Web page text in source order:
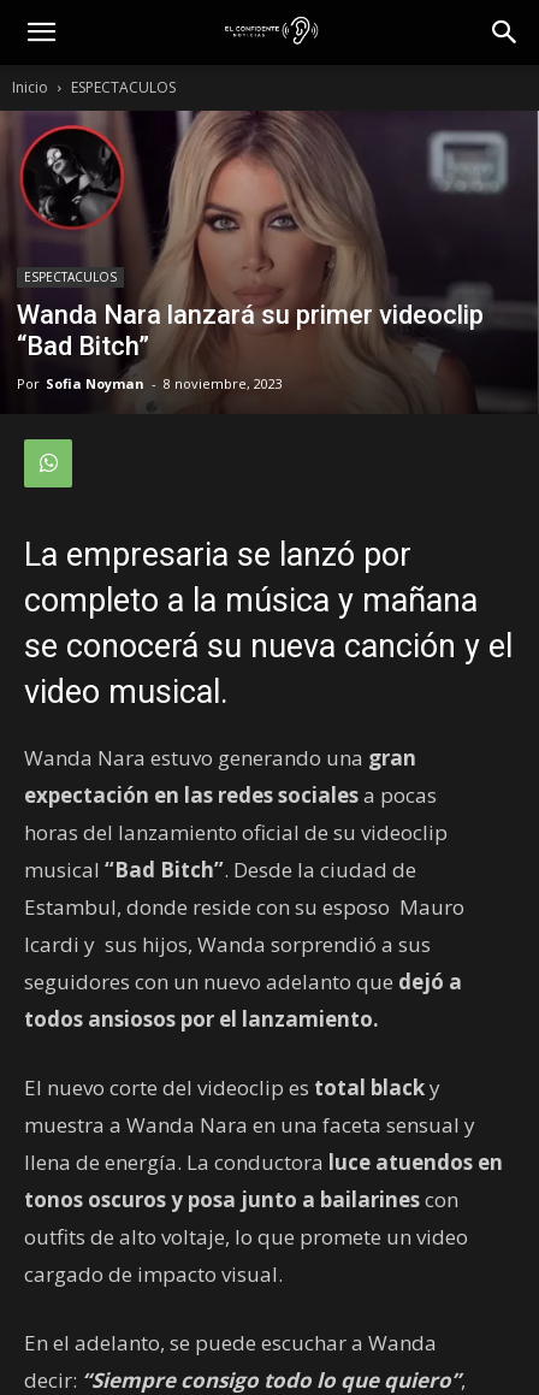
Inicio ESPECTACULOS
ESPECTACULOS
Wanda Nara lanzará su primer videoclip
“Bad Bitch”
Por Sofia Noyman - 8 noviembre, 2023
La empresaria se lanzó por
completo a la música y mañana
se conocerá su nueva canción y el
video musical.
Wanda Nara estuvo generando una gran
expectación en las redes socialesa pocas
horas del lanzamiento oficial de su videoclip
musical “Bad Bitch”. Desde la ciudad de
Estambul, donde reside con su esposo Mauro
Icardi y sus hijos, Wanda sorprendió a sus
seguidores con un nuevo adelanto que dejó a
todos ansiosos por el lanzamiento.
El nuevo corte del videoclip es total blacky
muestra a Wanda Nara en una faceta sensual y
llena de energía. La conductora luce atuendos en
tonos oscuros y posa junto a bailarinescon
outfits de alto voltaje, lo que promete un video
cargado de impacto visual.
En el adelanto, se puede escuchar a Wanda
decir: “Siempre consigo todo lo que quiero”,